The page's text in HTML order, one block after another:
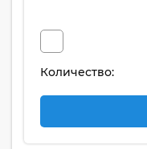
Количество: